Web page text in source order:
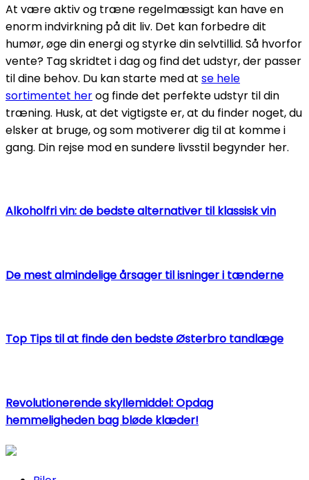
At være aktiv og træne regelmæssigt kan have en
enorm indvirkning på dit liv. Det kan forbedre dit
humør, øge din energi og styrke din selvtillid. Så hvorfor
vente? Tag skridtet i dag og find det udstyr, der passer
til dine behov. Du kan starte med at se hele
sortimentet herog finde det perfekte udstyr til din
træning. Husk, at det vigtigste er, at du finder noget, du
elsker at bruge, og som motiverer dig til at komme i
gang. Din rejse mod en sundere livsstil begynder her.
Alkoholfri vin: de bedste alternativer til klassisk vin
De mest almindelige årsager til isninger i tænderne
Top Tips til at finde den bedste Østerbro tandlæge
Revolutionerende skyllemiddel: Opdag
hemmeligheden bag bløde klæder!